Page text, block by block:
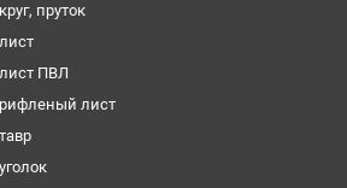
пруток
ПВЛ
лист